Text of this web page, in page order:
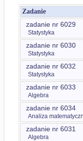
Zadanie
zadanie nr 6029
Statystyka
zadanie nr 6030
Statystyka
zadanie nr 6032
Statystyka
zadanie nr 6033
Algebra
zadanie nr 6034
Analiza
zadanie nr 6031
Algebra